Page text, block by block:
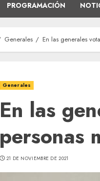
PROGRAMACIÓN
Generales En las generales
Generales
En las
personas
21 DE NOVIEMBRE DE 2021